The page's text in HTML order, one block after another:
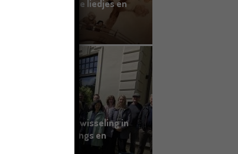
met Groningse liedjes en
uitwisseling in
rond het Gronings en